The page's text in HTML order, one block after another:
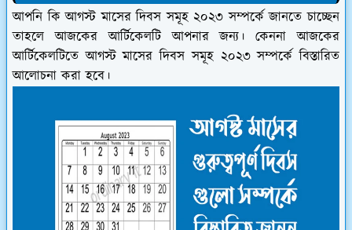
আপনি কি আগস্ট মাসের দিবস সমূহ ২০২৩ সম্পর্কে জানতে চাচ্ছেন
তাহলে আজকের আর্টিকেলটি আপনার জন্য। কেননা আজকের
আর্টিকেলটিতে আগস্ট মাসের দিবস সমূহ ২০২৩ সম্পর্কে বিস্তারিত
আলোচনা করা হবে।